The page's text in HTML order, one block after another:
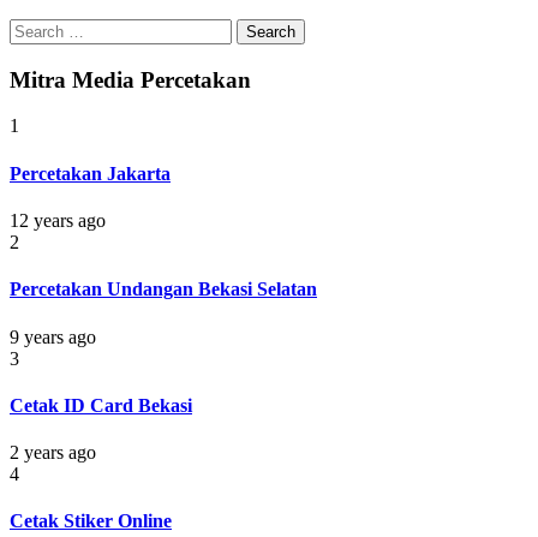
Search
for:
Mitra Media Percetakan
1
Percetakan Jakarta
12 years ago
2
Percetakan Undangan Bekasi Selatan
9 years ago
3
Cetak ID Card Bekasi
2 years ago
4
Cetak Stiker Online